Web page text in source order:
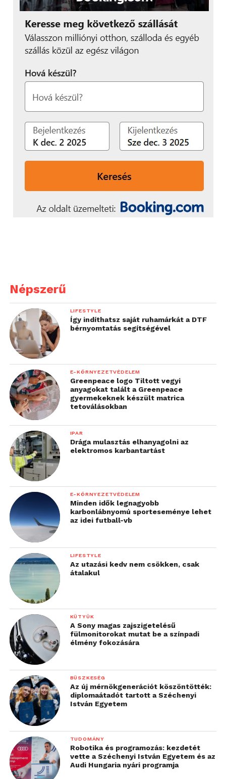
hozzá.
„Az elmúlt években
számos munkakörben
érezhető az AI hatása,
bár úgy látjuk, egyelőre
inkább egyéni szinten
használják az eszközöket
az alkalmazottak:
mindenki a saját
munkájához keres
megoldásokat a
hatékonyság, gyorsaság
több vállalat szervezeti
szintre emeli az AI
alkalmazását, amit azzal
kezdhetnek, hogy
támogatják a meglévő
felhasználókat és
rendszer szintre emelik a
bevált gyakorlatokat. A
következő lépés a
komplexebb,
költségesebb fejlesztések
bevezetése, például saját
vállalati dokumentumaik
feldolgozására szolgáló
rendszerek kialakítása.
Ezek azonban
költségesebb
beruházások, így 2025-
ban még nem lesznek
általánosak.”
Munkavállalói élmény és
hiperperszonalizáció: fókuszban
az emberközpontúság
A képzett munkatársak hiánya és az AI növekvő
szerepe mellett Dr. Tóth Ágnes szerint a harmadik
nagy megatrend, ami meghatározza a következő
években a munkaerőpiacot, az emberközpontú
kultúra erősödése lesz.
„Elsőre paradoxonnak
Népszerű
LIFESTYLE
Így indíthatsz saját ruhamárkát a DTF
bérnyomtatás segítségével
E-KÖRNYEZETVÉDELEM
Greenpeace logo Tiltott vegyi
anyagokat talált a Greenpeace
gyermekeknek készült matrica
tetoválásokban
IPAR
Drága mulasztás elhanyagolni az
elektromos karbantartást
E-KÖRNYEZETVÉDELEM
Minden idők legnagyobb
karbonlábnyomú sporteseménye lehet
az idei futball-vb
LIFESTYLE
Az utazási kedv nem csökken, csak
átalakul
KÜTYÜK
A Sony magas zajszigetelésű
fülmonitorokat mutat be a színpadi
élmény fokozására
BÜSZKESÉG
Az új mérnökgenerációt köszöntötték:
diplomaátadót tartott a Széchenyi
István Egyetem
TUDOMÁNY
Robotika és programozás: kezdetét
vette a Széchenyi István Egyetem és az
Audi Hungaria nyári programja